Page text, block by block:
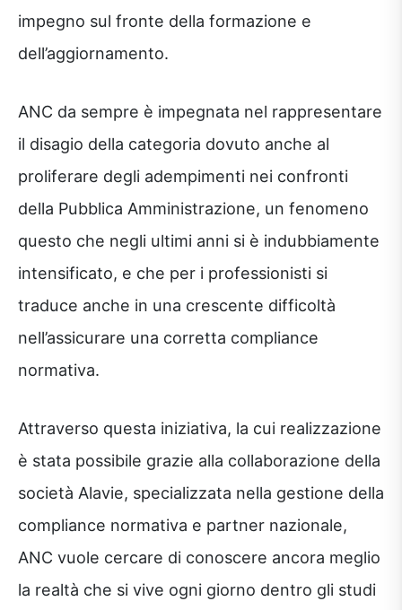
impegno sul fronte della formazione e
dell’aggiornamento.
ANC da sempre è impegnata nel rappresentare
il disagio della categoria dovuto anche al
proliferare degli adempimenti nei confronti
della Pubblica Amministrazione, un fenomeno
questo che negli ultimi anni si è indubbiamente
intensificato, e che per i professionisti si
traduce anche in una crescente difficoltà
nell’assicurare una corretta compliance
normativa.
Attraverso questa iniziativa, la cui realizzazione
è stata possibile grazie alla collaborazione della
società Alavie, specializzata nella gestione della
compliance normativa e partner nazionale,
ANC vuole cercare di conoscere ancora meglio
la realtà che si vive ogni giorno dentro gli studi